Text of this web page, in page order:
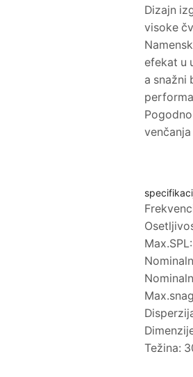
Dizajn
visoke
efekat u
a snažni
Težina: